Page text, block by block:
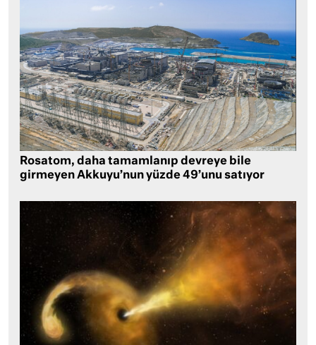
Rosatom, daha tamamlanıp devreye bile
girmeyen Akkuyu’nun yüzde 49’unu satıyor